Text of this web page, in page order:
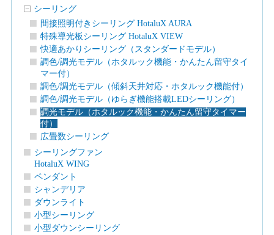
シーリング
間接照明付きシーリング HotaluX AURA
特殊導光板シーリング HotaluX VIEW
快適あかりシーリング（スタンダードモデル）
調色/調光モデル（ホタルック機能・かんたん留守タイ
マー付）
調色/調光モデル（傾斜天井対応・ホタルック機能付）
調色/調光モデル（ゆらぎ機能搭載LEDシーリング）
調光モデル（ホタルック機能・かんたん留守タイマー
付）
広畳数シーリング
シーリングファン
HotaluX WING
ペンダント
シャンデリア
ダウンライト
小型シーリング
小型ダウンシーリング